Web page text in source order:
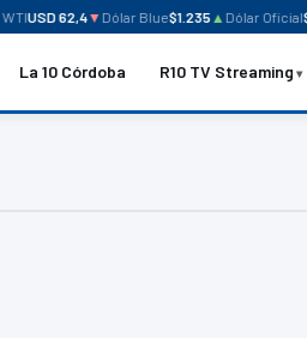
USD 62,4 ▼Dólar Blue$1.235▲Dólar Oficial
La 10 Córdoba R10 TV Streaming